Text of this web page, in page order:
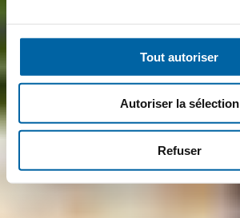
Tout autoriser
Autoriser la sélection
Refuser